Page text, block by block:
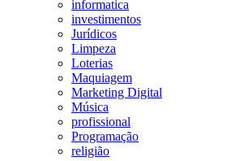
informatica
investimentos
Jurídicos
Limpeza
Loterias
Maquiagem
Marketing Digital
Música
profissional
Programação
religião